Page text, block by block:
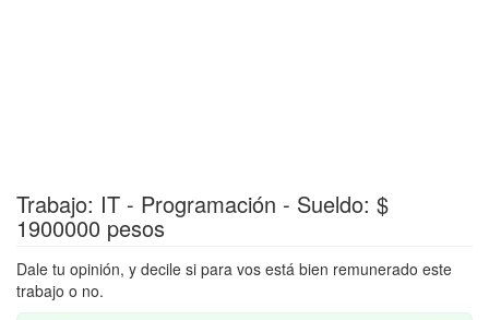
Trabajo: IT - Programación - Sueldo: $
1900000 pesos
Dale tu opinión, y decile si para vos está bien remunerado este
trabajo o no.